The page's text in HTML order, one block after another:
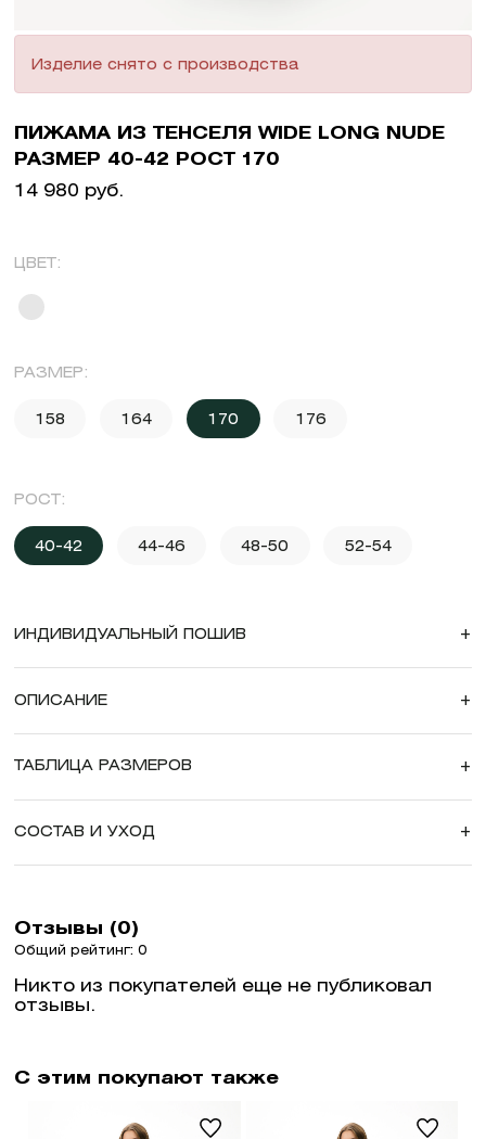
Изделие снято с производства
ПИЖАМА ИЗ ТЕНСЕЛЯ WIDE LONG NUDE
РАЗМЕР 40-42 РОСТ 170
14 980 руб.
ЦВЕТ:
РАЗМЕР:
158 164 170 176
РОСТ:
40-42 44-46 48-50 52-54
ИНДИВИДУАЛЬНЫЙ ПОШИВ +
ОПИСАНИЕ +
ТАБЛИЦА РАЗМЕРОВ +
СОСТАВ И УХОД +
Отзывы (0)
Общий рейтинг: 0
Никто из покупателей еще не публиковал
отзывы.
С этим покупают также